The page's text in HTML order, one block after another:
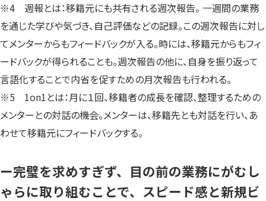
※4 週報とは：移籍元にも共有される週次報告。 一週間の業務
を通じた学びや気づき、自己評価などの記録。この週次報告に対し
てメンターからもフィードバックが入る。時には、移籍元からもフィ
ードバックが得られることも。週次報告の他に、自身を振り返って
言語化することで内省を促すための月次報告も行われる。
※5 1on1とは：月に１回、移籍者の成長を確認、整理するための
メンターとの対話の機会。メンターは、移籍先とも対話を行い、あ
わせて移籍元にフィードバックする。
ー完璧を求めすぎず、目の前の業務にがむし
ゃらに取り組むことで、スピード感と新規ビ